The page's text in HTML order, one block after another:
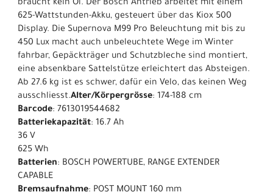
braucht kein Öl. Der Bosch Antrieb arbeitet mit einem
625-Wattstunden-Akku, gesteuert über das Kiox 500
Display. Die Supernova M99 Pro Beleuchtung mit bis zu
450 Lux macht auch unbeleuchtete Wege im Winter
fahrbar, Gepäckträger und Schutzbleche sind montiert,
eine absenkbare Sattelstütze erleichtert das Absteigen.
Ab 27.6 kg ist es schwer, dafür ein Velo, das keinen Weg
ausschliesst.Alter/Körpergrösse: 174-188 cm
Barcode: 7613019544682
Batteriekapazität: 16.7 Ah
36 V
625 Wh
Batterien: BOSCH POWERTUBE, RANGE EXTENDER
CAPABLE